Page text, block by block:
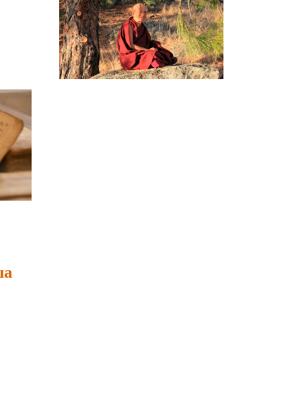
ПОСВЯЩЕНИЕ(2) ГНЕВ(2)
ПРОСТИРАНИЯ(2)
ДАГРИ РИНПОЧЕ(2)
ГРУППОВАЯ ПРАКТИКА(2)